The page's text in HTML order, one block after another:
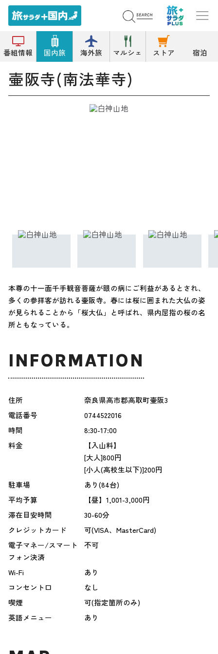
番組情報 国内旅 海外旅 マルシェ ストア 宿泊
トップ 壷阪寺(南法華寺)
壷阪寺(南法華寺)
本尊の十一面千手観音菩薩が眼の病にご利益があるとされ、
多くの参拝客が訪れる壷阪寺。春には桜に囲まれた大仏の姿
が見られることから「桜大仏」と呼ばれ、県内屈指の桜の名
所ともなっている。
INFORMATION
住所
奈良県高市郡高取町壷阪3
電話番号
0744522016
時間
8:30-17:00
料金
【入山料】
[大人]800円
[小人(高校生以下)]200円
駐車場
あり(84台)
平均予算
【昼】1,001-3,000円
滞在目安時間
30-60分
クレジットカード
可(VISA、MasterCard)
電子マネー/スマート
フォン決済
不可
Wi-Fi
あり
コンセント口
なし
喫煙
可(指定箇所のみ)
英語メニュー
あり